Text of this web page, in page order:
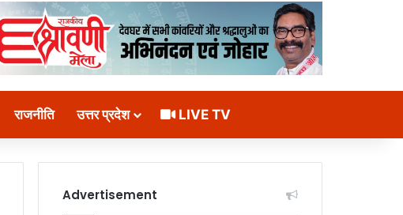
राजनीति उत्तर प्रदेश LIVE TV
Advertisement